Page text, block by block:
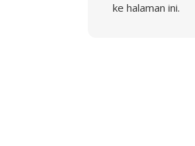
ke halaman ini.